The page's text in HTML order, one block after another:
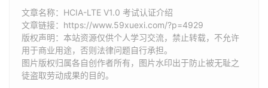
文章名称：HCIA-LTE V1.0 考试认证介绍
文章链接： https://www.59xuexi.com/?p=4929
版权声明：本站资源仅供个人学习交流，禁止转载，不允许
用于商业用途，否则法律问题自行承担。
图片版权归属各自创作者所有，图片水印出于防止被无耻之
徒盗取劳动成果的目的。